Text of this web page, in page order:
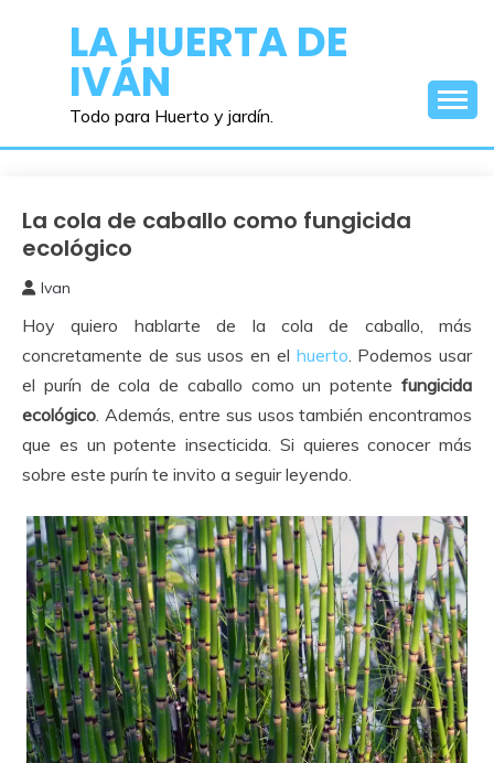
contenidoLA HUERTA DE
IVÁN
Todo para Huerto y jardín.
Cuidados
del
La cola de caballo como fungicida
ecológico
junio,
2017
Ivan
Hoy quiero hablarte de la cola de caballo, más
concretamente de sus usos en el huerto. Podemos usar
el purín de cola de caballo como un potente fungicida
ecológico. Además, entre sus usos también encontramos
que es un potente insecticida. Si quieres conocer más
sobre este purín te invito a seguir leyendo.